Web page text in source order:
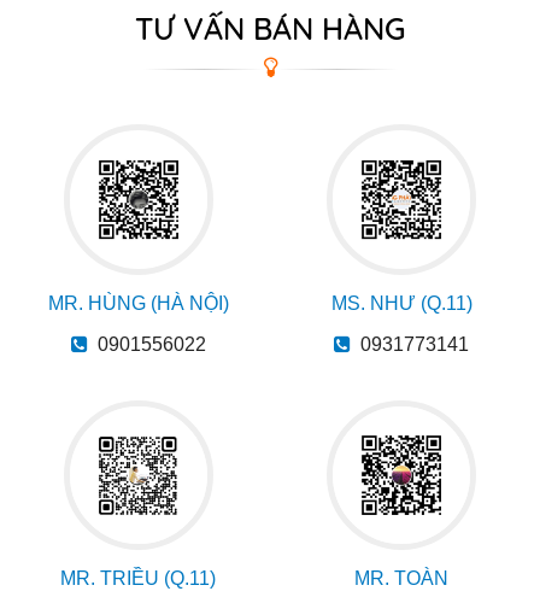
TƯ VẤN BÁN HÀNG
MR. HÙNG (HÀ NỘI)
0901556022
MS. NHƯ (Q.11)
0931773141
MR. TRIỀU (Q.11) MR. TOÀN